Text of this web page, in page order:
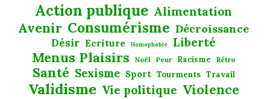
Action publique Alimentation
Avenir Consumérisme Décroissance
Désir Ecriture Homophobie Liberté
Menus Plaisirs Noël Peur Racisme Rétro
Santé Sexisme Sport Tourments Travail
Validisme Vie politique Violence